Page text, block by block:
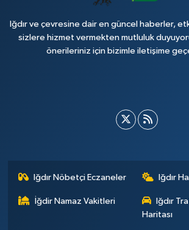
Iğdır ve çevresine dair en güncel haberler,
sizlere hizmet vermekten mutluluk
önerileriniz için bizimle iletişime
Iğdır Nöbetçi Eczaneler Iğdır
İğdir Namaz Vakitleri
Iğdır
Haritası